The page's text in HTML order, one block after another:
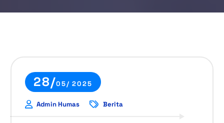
28/05/ 2025
Admin Humas Berita